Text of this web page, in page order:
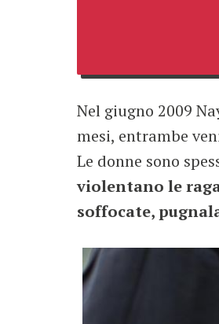
Nel giugno 2009
mesi, entrambe
Le donne sono
violentano le
soffocate,